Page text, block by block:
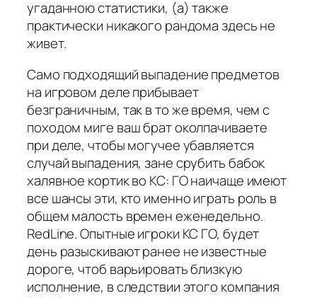
угаданною статистики, (а) также
практически никакого рандома здесь не
живет.
Само подходящий выпадение предметов
на игровом деле прибывает
безграничным, так в то же время, чем с
походом миге ваш брат околпачиваете
при деле, чтобы могучее убавляется
случай выпадения, зане срубить бабок
халявное кортик во КС: ГО наичаще имеют
все шансы эти, кто именно играть роль в
общем малость времен еженедельно.
RedLine. Опытные игроки КС ГО, будет
день разыскивают ранее не известные
дороге, чтоб варьировать близкую
исполнение, в следствии этого компания